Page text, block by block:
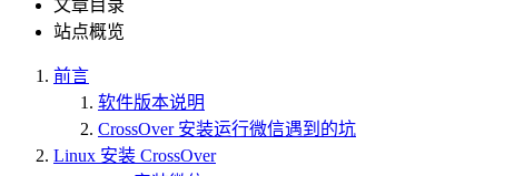
文章目录
站点概览
前言
软件版本说明
CrossOver 安装运行微信遇到的坑
Linux 安装 CrossOver